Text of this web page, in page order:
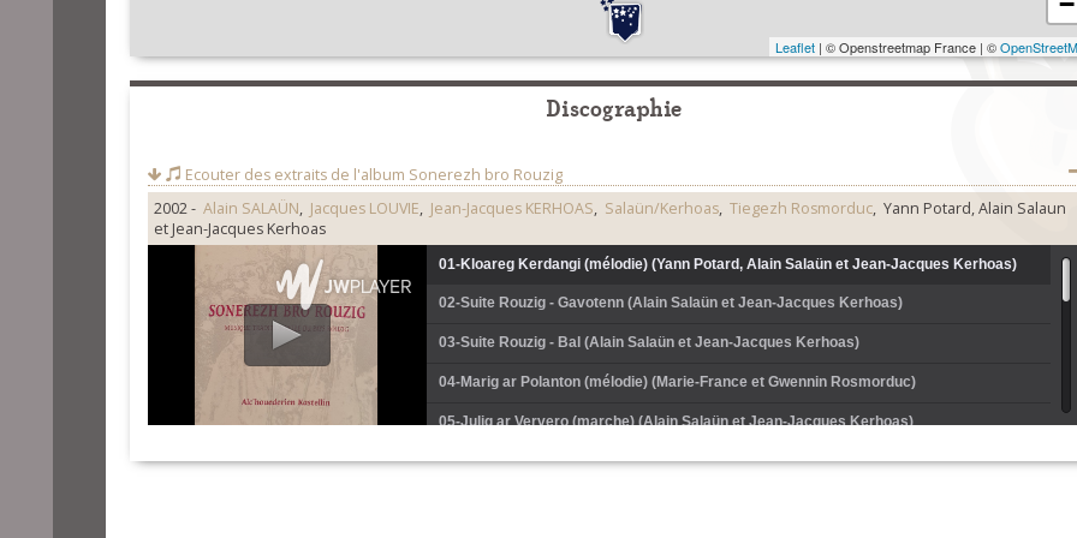
Leaflet| © Openstreetmap France | ©
Discographie
Ecouter des extraits de l'album Sonerezh bro Rouzig
2002 - Alain SALAÜN, Jacques LOUVIE, Jean-Jacques KERHOAS, Salaün/Kerhoas, Tiegezh Rosmorduc, Yann Potard, Alain Salaun
et Jean-Jacques Kerhoas
01-Kloareg Kerdangi (mélodie) (Yann Potard, Alain Salaün et Jean-Jacques Kerhoas)
02-Suite Rouzig - Gavotenn (Alain Salaün et Jean-Jacques Kerhoas)
03-Suite Rouzig - Bal (Alain Salaün et Jean-Jacques Kerhoas)
04-Marig ar Polanton (mélodie) (Marie-France et Gwennin Rosmorduc)
05-Julig ar Ververo (marche) (Alain Salaün et Jean-Jacques Kerhoas)
06-Suite Rouzig - Gavotenn ar yod pouloudet (Marie-France et Gwennin Rosmorduc)